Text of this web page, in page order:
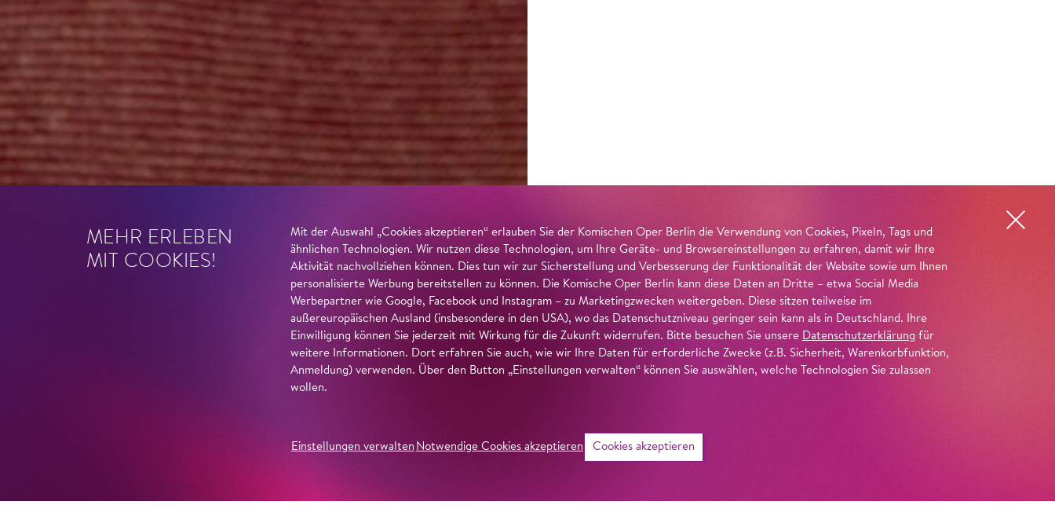
MEHR ERLEBEN
MIT COOKIES!
Mit der Auswahl „Cookies akzeptieren“ erlauben Sie der Komischen Oper Berlin die Verwendung von Cookies, Pixeln, Tags und
ähnlichen Technologien. Wir nutzen diese Technologien, um Ihre Geräte- und Browsereinstellungen zu erfahren, damit wir Ihre
Aktivität nachvollziehen können. Dies tun wir zur Sicherstellung und Verbesserung der Funktionalität der Website sowie um Ihnen
personalisierte Werbung bereitstellen zu können. Die Komische Oper Berlin kann diese Daten an Dritte – etwa Social Media
Werbepartner wie Google, Facebook und Instagram – zu Marketingzwecken weitergeben. Diese sitzen teilweise im
außereuropäischen Ausland (insbesondere in den USA), wo das Datenschutzniveau geringer sein kann als in Deutschland. Ihre
Einwilligung können Sie jederzeit mit Wirkung für die Zukunft widerrufen. Bitte besuchen Sie unsere Datenschutzerklärung für
weitere Informationen. Dort erfahren Sie auch, wie wir Ihre Daten für erforderliche Zwecke (z.B. Sicherheit, Warenkorbfunktion,
Anmeldung) verwenden. Über den Button „Einstellungen verwalten“ können Sie auswählen, welche Technologien Sie zulassen
wollen.
Einstellungen verwalten Notwendige Cookies akzeptieren Cookies akzeptieren